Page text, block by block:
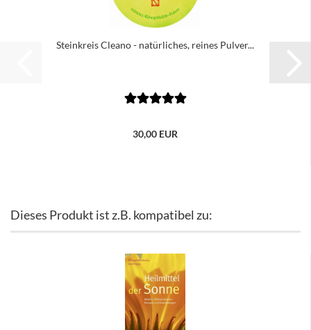
Steinkreis Cleano - natürliches, reines Pulver...
30,00 EUR
Dieses Produkt ist z.B. kompatibel zu: